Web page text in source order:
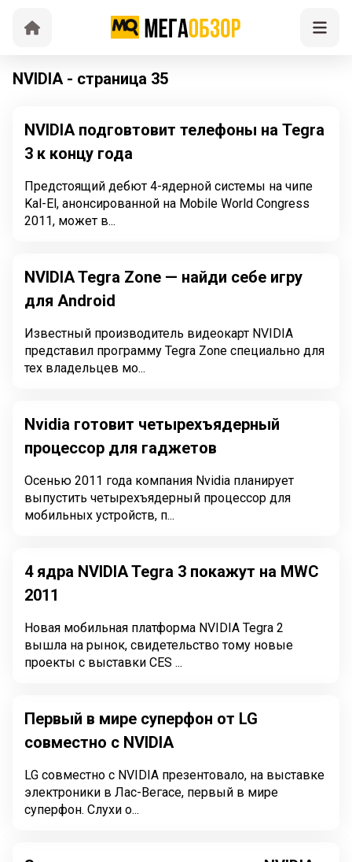
NVIDIA - страница 35
NVIDIA подговтовит телефоны на Tegra
3 к концу года
Предстоящий дебют 4-ядерной системы на чипе
Kal-El, анонсированной на Mobile World Congress
2011, может в...
NVIDIA Tegra Zone — найди себе игру
для Android
Известный производитель видеокарт NVIDIA
представил программу Tegra Zone специально для
тех владельцев мо...
Nvidia готовит четырехъядерный
процессор для гаджетов
Осенью 2011 года компания Nvidia планирует
выпустить четырехъядерный процессор для
мобильных устройств, п...
4 ядра NVIDIA Tegra 3 покажут на MWC
2011
Новая мобильная платформа NVIDIA Tegra 2
вышла на рынок, свидетельство тому новые
проекты с выставки CES ...
Первый в мире суперфон от LG
совместно с NVIDIA
LG совместно с NVIDIA презентовало, на выставке
электроники в Лас-Вегасе, первый в мире
суперфон. Слухи о...